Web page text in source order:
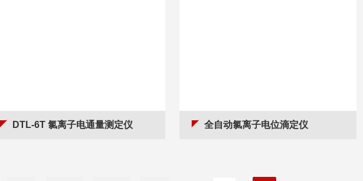
DTL-6T 氯离子电通量测定仪 全自动氯离子电位滴定仪